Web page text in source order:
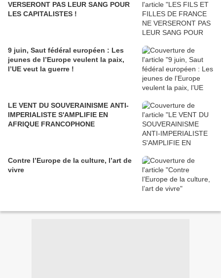
VERSERONT PAS LEUR SANG POUR
LES CAPITALISTES !
9 juin, Saut fédéral européen : Les
jeunes de l’Europe veulent la paix,
l’UE veut la guerre !
LE VENT DU SOUVERAINISME ANTI-
IMPERIALISTE S'AMPLIFIE EN
AFRIQUE FRANCOPHONE
Contre l’Europe de la culture, l’art de
vivre